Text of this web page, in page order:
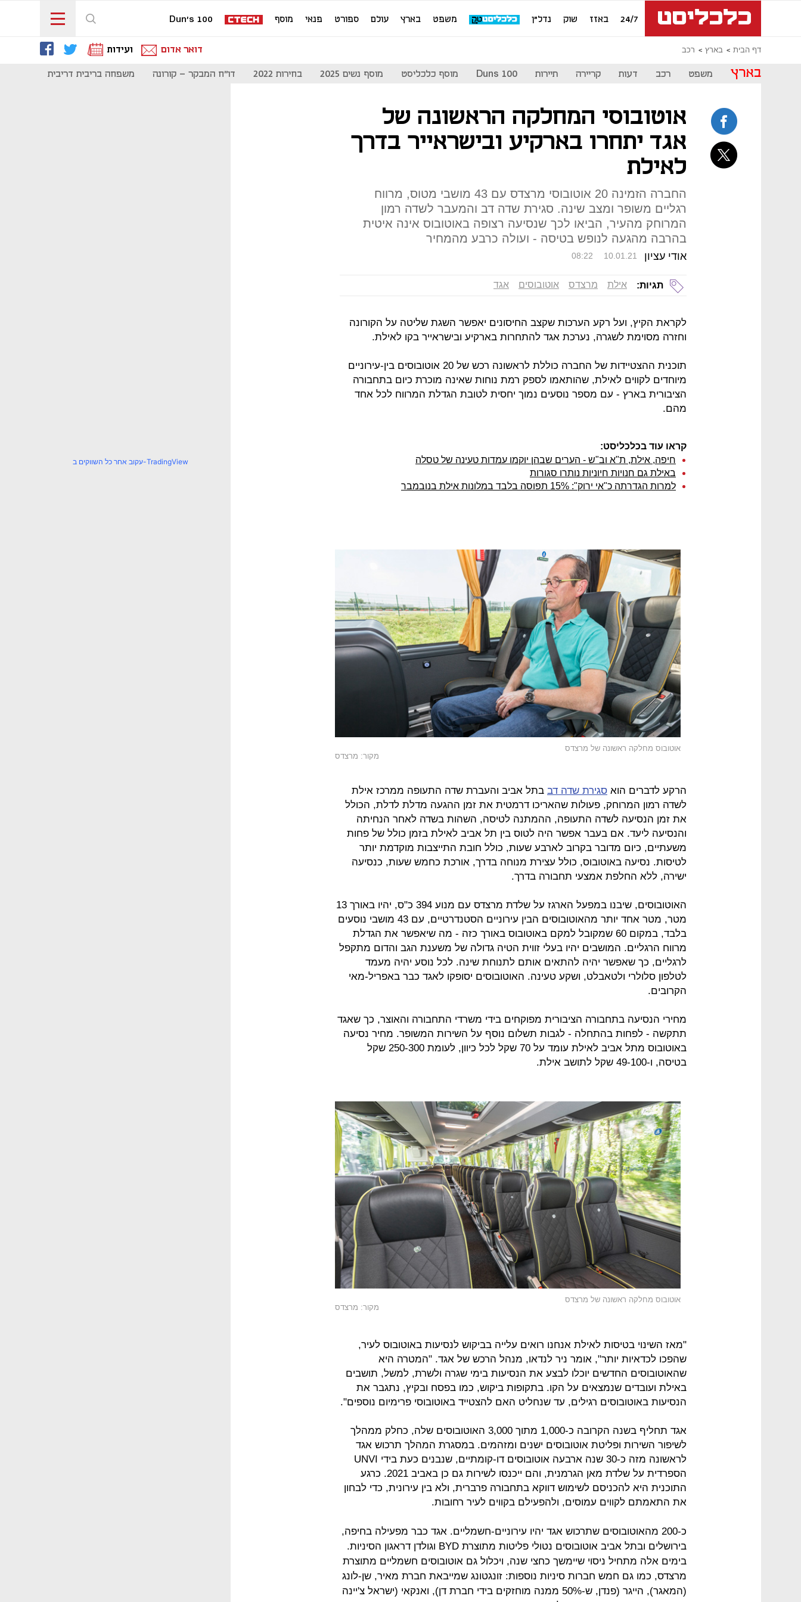
24/7 באזז שוק נדל"ן משפט בארץ עולם ספורט פנאי מוסף Dun's 100
דף הבית בארץ רכב דואר אדום ועידות
בארץ משפט רכב דעות קריירה תיירות Duns 100 מוסף כלכליסט מוסף נשים 2025 בחירות 2022 דו"ח המבקר - קורונה משפחה בריבית דריבית
אוטובוסי המחלקה הראשונה של
אגד יתחרו בארקיע ובישראייר בדרך
לאילת
החברה הזמינה 20 אוטובוסי מרצדס עם 43 מושבי מטוס, מרווח
רגליים משופר ומצב שינה. סגירת שדה דב והמעבר לשדה רמון
המרוחק מהעיר, הביאו לכך שנסיעה רצופה באוטובוס אינה איטית
בהרבה מהגעה לנופש בטיסה - ועולה כרבע מהמחיר
אודי עציון 08:22 10.01.21
תגיות: אילת מרצדס אוטובוסים אגד
לקראת הקיץ, ועל רקע הערכות שקצב החיסונים יאפשר השגת שליטה על הקורונה
וחזרה מסוימת לשגרה, נערכת אגד להתחרות בארקיע ובישראייר בקו לאילת.
תוכנית ההצטיידות של החברה כוללת לראשונה רכש של 20 אוטובוסים בין-עירוניים
מיוחדים לקווים לאילת, שהותאמו לספק רמת נוחות שאינה מוכרת כיום בתחבורה
הציבורית בארץ - עם מספר נוסעים נמוך יחסית לטובת הגדלת המרווח לכל אחד
מהם.
קראו עוד בכלכליסט:
חיפה, אילת, ת"א וב"ש - הערים שבהן יוקמו עמדות טעינה של טסלה
באילת גם חנויות חיוניות נותרו סגורות
למרות הגדרתה כ"אי ירוק": 15% תפוסה בלבד במלונות אילת בנובמבר
אוטובוס מחלקה ראשונה של מרצדס
מקור: מרצדס
הרקע לדברים הוא סגירת שדה דב בתל אביב והעברת שדה התעופה ממרכז אילת
לשדה רמון המרוחק, פעולות שהאריכו דרמטית את זמן ההגעה מדלת לדלת, הכולל
את זמן הנסיעה לשדה התעופה, ההמתנה לטיסה, השהות בשדה לאחר הנחיתה
והנסיעה ליעד. אם בעבר אפשר היה לטוס בין תל אביב לאילת בזמן כולל של פחות
משעתיים, כיום מדובר בקרוב לארבע שעות, כולל חובת התייצבות מוקדמת יותר
לטיסות. נסיעה באוטובוס, כולל עצירת מנוחה בדרך, אורכת כחמש שעות, כנסיעה
ישירה, ללא החלפת אמצעי תחבורה בדרך.
האוטובוסים, שיבנו במפעל הארגז על שלדת מרצדס עם מנוע 394 כ"ס, יהיו באורך 13
מטר, מטר אחד יותר מהאוטובוסים הבין עירוניים הסטנדרטיים, עם 43 מושבי נוסעים
בלבד, במקום 60 שמקובל למקם באוטובוס באורך כזה - מה שיאפשר את הגדלת
מרווח הרגליים. המושבים יהיו בעלי זווית הטיה גדולה של משענת הגב והדום מתקפל
לרגליים, כך שאפשר יהיה להתאים אותם לתנוחת שינה. לכל נוסע יהיה מעמד
לטלפון סלולרי ולטאבלט, ושקע טעינה. האוטובוסים יסופקו לאגד כבר באפריל-מאי
הקרובים.
מחירי הנסיעה בתחבורה הציבורית מפוקחים בידי משרדי התחבורה והאוצר, כך שאגד
תתקשה - לפחות בהתחלה - לגבות תשלום נוסף על השירות המשופר. מחיר נסיעה
באוטובוס מתל אביב לאילת עומד על 70 שקל לכל כיוון, לעומת 250-300 שקל
בטיסה, ו-49-100 שקל לתושב אילת.
אוטובוס מחלקה ראשונה של מרצדס
מקור: מרצדס
"מאז השינוי בטיסות לאילת אנחנו רואים עלייה בביקוש לנסיעות באוטובוס לעיר,
שהפכו לכדאיות יותר", אומר ניר לנדאו, מנהל הרכש של אגד. "המטרה היא
שהאוטובוסים החדשים יוכלו לבצע את הנסיעות בימי שגרה ולשרת, למשל, תושבים
באילת ועובדים שנמצאים על הקו. בתקופות ביקוש, כמו בפסח ובקיץ, נתגבר את
הנסיעות באוטובוסים רגילים, עד שנחליט האם להצטייד באוטובוסי פרימיום נוספים".
אגד תחליף בשנה הקרובה כ-1,000 מתוך 3,000 האוטובוסים שלה, כחלק ממהלך
לשיפור השירות ופליטת אוטובוסים ישנים ומזהמים. במסגרת המהלך תרכוש אגד
לראשונה מזה כ-30 שנה ארבעה אוטובוסים דו-קומתיים, שנבנים כעת בידי UNVI
הספרדית על שלדת מאן הגרמנית, והם ייכנסו לשירות גם כן באביב 2021. כרגע
התוכנית היא להכניסם לשימוש דווקא בתחבורה פרברית, ולא בין עירונית, כדי לבחון
את התאמתם לקווים עמוסים, ולהפעילם בקווים לעיר רחובות.
כ-200 מהאוטובוסים שתרכוש אגד יהיו עירוניים-חשמליים. אגד כבר מפעילה בחיפה,
בירושלים ובתל אביב אוטובוסים נטולי פליטות מתוצרת BYD וגולדן דראגון הסיניות.
בימים אלה מתחיל ניסוי שיימשך כחצי שנה, ויכלול גם אוטובוסים חשמליים מתוצרת
מרצדס, כמו גם חמש חברות סיניות נוספות: זונגטונג שמייבאת חברת מאיר, שן-לונג
(המאגר), הייגר (פנדן, ש-50% ממנה מוחזקים בידי חברת דן), ואנקאי (ישראל צ'יינה
עקוב אחר כל השווקים ב-TradingView